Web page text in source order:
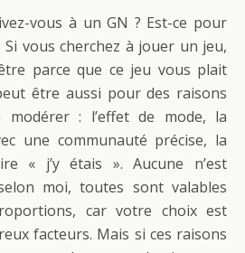
vous à un GN ? Est-ce pour
vous cherchez à jouer un jeu,
parce que ce jeu vous plait
être aussi pour des raisons
: l’effet de mode, la
une communauté précise, la
« j’y étais ». Aucune n’est
moi, toutes sont valables
car votre choix est
facteurs. Mais si ces raisons